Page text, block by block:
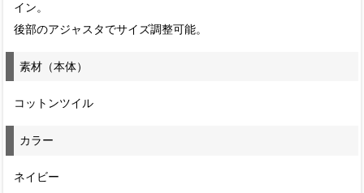
イン。
後部のアジャスタでサイズ調整可能。
素材（本体）
コットンツイル
カラー
ネイビー